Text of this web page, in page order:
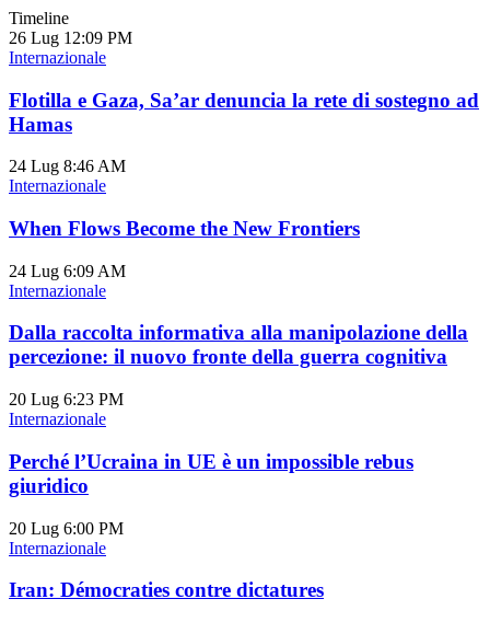
Timeline
26 Lug 12:09 PM
Internazionale
Flotilla e Gaza, Sa’ar denuncia la rete di sostegno ad
Hamas
24 Lug 8:46 AM
Internazionale
When Flows Become the New Frontiers
24 Lug 6:09 AM
Internazionale
Dalla raccolta informativa alla manipolazione della
percezione: il nuovo fronte della guerra cognitiva
20 Lug 6:23 PM
Internazionale
Perché l’Ucraina in UE è un impossible rebus
giuridico
20 Lug 6:00 PM
Internazionale
Iran: Démocraties contre dictatures